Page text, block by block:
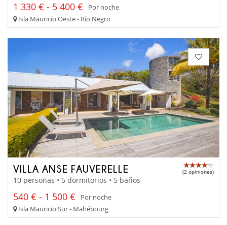
1 330 € - 5 400 €
Por noche
Isla Mauricio Oeste - Río Negro
VILLA ANSE FAUVERELLE (2 opiniones)
10 personas • 5 dormitorios • 5 baños
540 € - 1 500 €
Por noche
Isla Mauricio Sur - Mahébourg